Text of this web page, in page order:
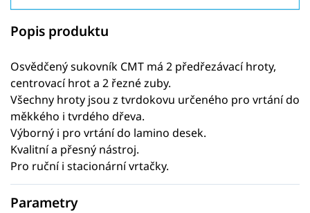
Popis produktu
Osvědčený sukovník CMT má 2 předřezávací hroty,
centrovací hrot a 2 řezné zuby.
Všechny hroty jsou z tvrdokovu určeného pro vrtání do
měkkého i tvrdého dřeva.
Výborný i pro vrtání do lamino desek.
Kvalitní a přesný nástroj.
Pro ruční i stacionární vrtačky.
Parametry